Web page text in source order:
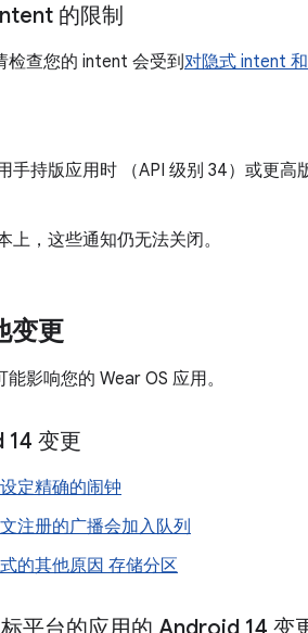
的限制
检查您的 intent 会受到对隐式 intent
手持版应用时 （API 级别 34）或更高
上，这些通知仍无法关闭。
变更
影响您的 Wear OS 应用。
变更
定精确的闹钟
注册的广播会加入队列
的其他原因 存储分区